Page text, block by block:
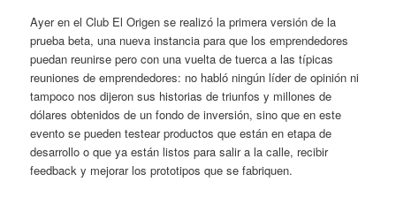
Ayer en el Club El Origen se realizó la primera versión de la
prueba beta, una nueva instancia para que los emprendedores
puedan reunirse pero con una vuelta de tuerca a las típicas
reuniones de emprendedores: no habló ningún líder de opinión ni
tampoco nos dijeron sus historias de triunfos y millones de
dólares obtenidos de un fondo de inversión, sino que en este
evento se pueden testear productos que están en etapa de
desarrollo o que ya están listos para salir a la calle, recibir
feedback y mejorar los prototipos que se fabriquen.